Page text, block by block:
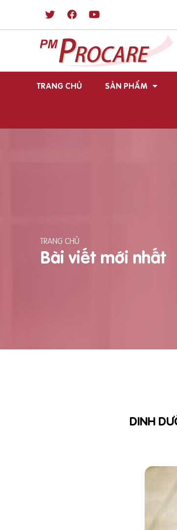
TRANG CHỦ SẢN PHẨM
TRANG CHỦ
Bài viết mới nhất
DINH